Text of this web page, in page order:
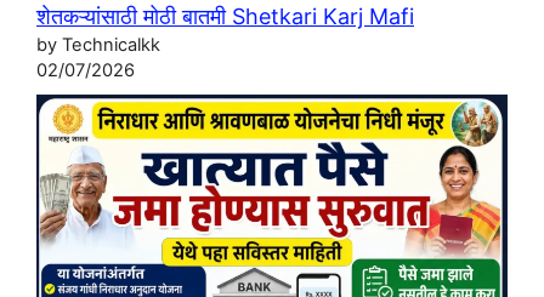
शेतकऱ्यांसाठी मोठी बातमी Shetkari Karj Mafi
by Technicalkk
02/07/2026